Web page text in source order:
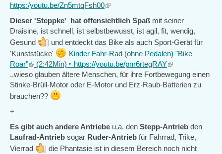
https:/youtu.be/Zn5mtqFsh00(link
is
external)
Dieser 'Steppke' hat offensichtlich Spaß mit seiner
Draisine, ist schnell, ist selbstbewusst, ist agil, fit, wendig,
Gesund
und entdeckt das Bike als auch Sport-Gerät für
'Kunststücke'
Kinder Fahr-Rad (ohne Pedalen) "Bike
Roar"(link
is
external)
(2:42Min) ‣ https://youtu.be/pnr6rtegRAY(link
is
external)
..wieso glauben ältere Menschen, für ihre Fortbewegung einen
Stinke-Brüll-Motor oder E-Motor und Erz-Raub-Batterien zu
brauchen??
+
Es gibt auch andere Antriebe u.a. den Stepp-Antrieb den
Laufrad-Antrieb sogar Ruder-Antrieb für Fahrrad, Trike,
Vierrad
die Phantasie ist in diesem Bereich noch nicht